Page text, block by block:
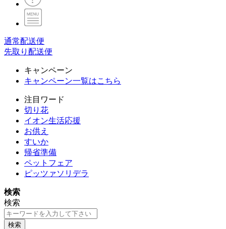
通常配送便
先取り配送便
キャンペーン
キャンペーン一覧はこちら
注目ワード
切り花
イオン生活応援
お供え
すいか
帰省準備
ペットフェア
ピッツァソリデラ
検索
検索
検索